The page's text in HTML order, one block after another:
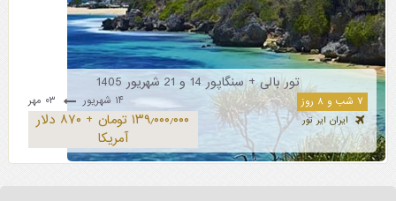
تور بالی + سنگاپور 14 و 21 شهریور 1405
۷ شب و ۸ روز ۱۴ شهریور
ایران ایر تور
۱۳۹٫۰۰۰٫۰۰۰ تومان + ۸۷۰ دلار
آمریکا